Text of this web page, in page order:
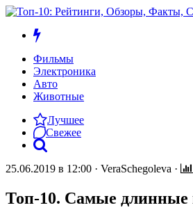
Фильмы
Электроника
Авто
Животные
Лучшее
Свежее
25.06.2019 в 12:00 · VeraSchegoleva ·
Топ-10. Самые длинные